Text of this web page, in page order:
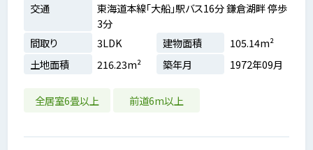
交通
東海道本線「大船」駅バス16分 鎌倉湖畔 停歩
3分
間取り
3LDK 建物面積
105.14m²
土地面積
216.23m² 築年月 1972年09月
全居室6畳以上 前道6m以上